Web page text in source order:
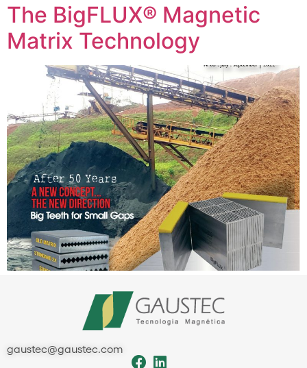
The BigFLUX® Magnetic
Matrix Technology
gaustec@gaustec.com